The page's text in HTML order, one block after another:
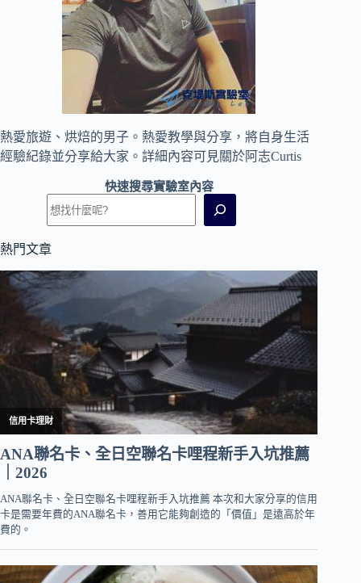
熱愛旅遊、烘焙的男子。熱愛教學與分享，將自身生活
經驗紀錄並分享給大家。詳細內容可見關於阿志Curtis
快速搜尋實驗室內容
熱門文章